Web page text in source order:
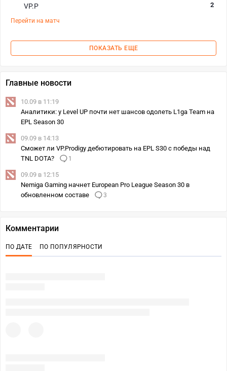
VP.P
2
Перейти на матч
ПОКАЗАТЬ ЕЩЕ
Главные новости
10.09 в 11:19
Аналитики: у Level UP почти нет шансов одолеть L1ga Team на
EPL Season 30
09.09 в 14:13
Сможет ли VP.Prodigy дебютировать на EPL S30 с победы над
TNL DOTA?
1
09.09 в 12:15
Nemiga Gaming начнет European Pro League Season 30 в
обновленном составе
3
Комментарии
ПО ДАТЕ ПО ПОПУЛЯРНОСТИ